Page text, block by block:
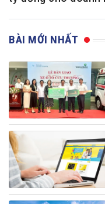
BÀI MỚI NHẤT